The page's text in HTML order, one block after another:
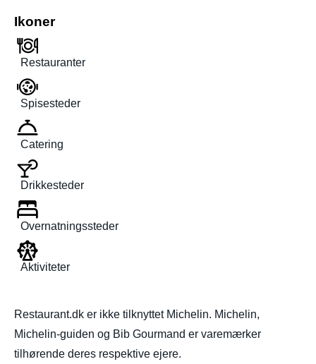
Ikoner
Restauranter
Spisesteder
Catering
Drikkesteder
Overnatningssteder
Aktiviteter
Restaurant.dk er ikke tilknyttet Michelin. Michelin,
Michelin-guiden og Bib Gourmand er varemærker
tilhørende deres respektive ejere.